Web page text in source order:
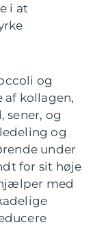
i at
og
af kollagen,
sener, og
og
under
for sit høje
med